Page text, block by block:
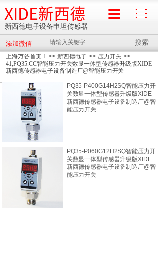
上海万谷首页-1 >> 新西德电子 >> 压力开关 >>
41,PQ35.CC智能压力开关数显一体型传感器升级版XIDE
新西德传感器电子设备制造厂@智能压力开关
PQ35-P400G14H2SQ智能压力开
关数显一体型传感器升级版XIDE
新西德传感器电子设备制造厂@智
能压力开关
PQ35-P060G12H2SQ智能压力开
关数显一体型传感器升级版XIDE
新西德传感器电子设备制造厂@智
能压力开关
搜索
添加微信
新西德电子设备申坦传感器
XIDE新西德